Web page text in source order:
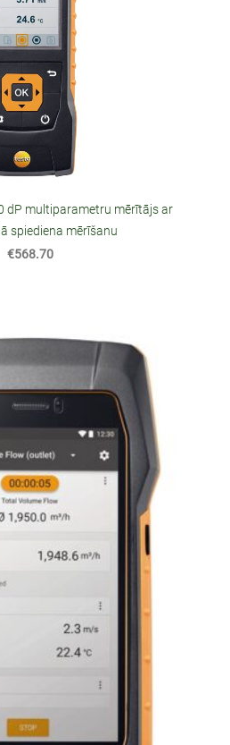
dP multiparametru mērītājs ar
spiediena mērīšanu
€568.70